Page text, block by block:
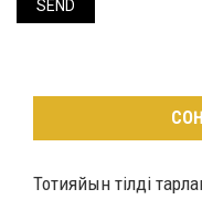
Тотияйын тілді